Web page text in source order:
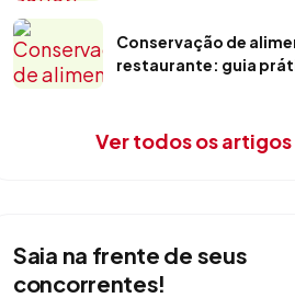
Conservação de
restaurante: guia
Ver todos os artigos
Saia na frente de seus
concorrentes!